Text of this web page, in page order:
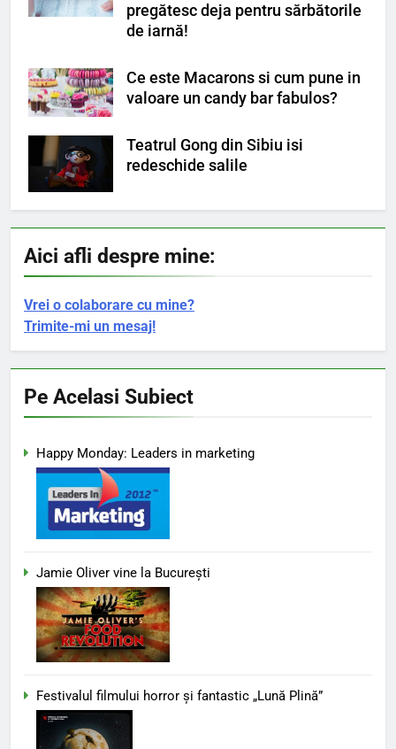
pregătesc deja pentru sărbătorile
de iarnă!
Ce este Macarons si cum pune in
valoare un candy bar fabulos?
Teatrul Gong din Sibiu isi
redeschide salile
Aici afli despre mine:
Vrei o colaborare cu mine?
Trimite-mi un mesaj!
Pe Acelasi Subiect
Happy Monday: Leaders in marketing
Jamie Oliver vine la București
Festivalul filmului horror și fantastic „Lună Plină”